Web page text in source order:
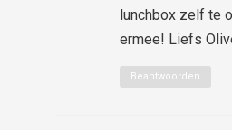
lunchbox zelf te
ermee! Liefs
Beantwoorden